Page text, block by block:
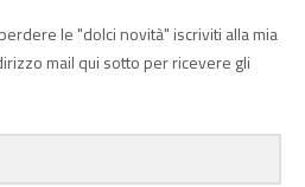
le "dolci novità" iscriviti alla mia
mail qui sotto per ricevere gli